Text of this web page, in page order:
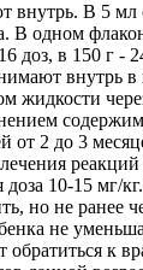
внутрь. В 5 мл
В одном
доз, в 150 г -
внутрь в
жидкости
от 2 до 3
доза 10-15 мг/
но не ранее
не
обратиться к